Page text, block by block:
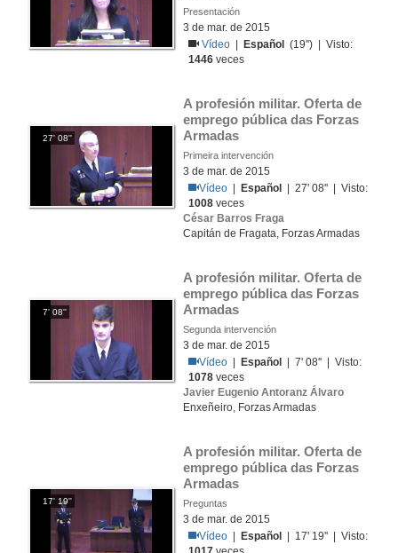
Presentación
3 de mar. de 2015
Vídeo
Español
(19'') | Visto:
1446 veces
27' 08''
A profesión militar. Oferta de
emprego pública das Forzas
Armadas
Primeira intervención
3 de mar. de 2015
Vídeo
Español
| 27' 08'' | Visto:
1008 veces
César Barros Fraga
Capitán de Fragata, Forzas Armadas
7' 08''
A profesión militar. Oferta de
emprego pública das Forzas
Armadas
Segunda intervención
3 de mar. de 2015
Vídeo
Español
| 7' 08'' | Visto:
1078 veces
Javier Eugenio Antoranz Álvaro
Enxeñeiro, Forzas Armadas
17' 19''
A profesión militar. Oferta de
emprego pública das Forzas
Armadas
Preguntas
3 de mar. de 2015
Vídeo
Español
| 17' 19'' | Visto: